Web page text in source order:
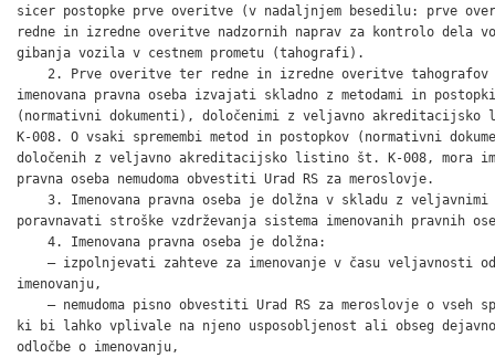
sicer postopke prve overitve (v nadaljnjem besedilu: prve
redne in izredne overitve nadzornih naprav za kontrolo dela
gibanja vozila v cestnem prometu (tahografi).
2. Prve overitve ter redne in izredne overitve tahografov
imenovana pravna oseba izvajati skladno z metodami in postopki
(normativni dokumenti), določenimi z veljavno
K-008. O vsaki spremembi metod in postopkov (normativni
določenih z veljavno akreditacijsko listino št. K-008, mora
pravna oseba nemudoma obvestiti Urad RS za meroslovje.
3. Imenovana pravna oseba je dolžna v skladu z veljavnimi
poravnavati stroške vzdrževanja sistema imenovanih pravnih
    4. Imenovana pravna oseba je dolžna:
– izpolnjevati zahteve za imenovanje v času veljavnosti
imenovanju,
– nemudoma pisno obvestiti Urad RS za meroslovje o vseh
ki bi lahko vplivale na njeno usposobljenost ali obseg
odločbe o imenovanju,